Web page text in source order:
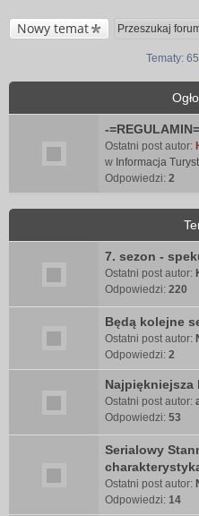
Nowy temat
Tematy: 65
-
Ostatni post autor:
w Informacja
Odpowiedzi: 2
7. sezon -
Ostatni post autor:
Odpowiedzi: 220
Będą kolejne
Ostatni post autor:
Odpowiedzi: 2
Najpiękniejsza
Ostatni post autor:
Odpowiedzi: 53
Serialowy
Ostatni post autor:
Odpowiedzi: 14